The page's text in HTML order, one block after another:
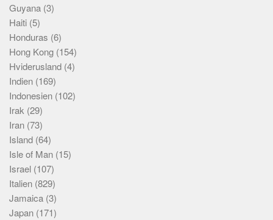
Guyana (3)
Haiti (5)
Honduras (6)
Hong Kong (154)
Hviderusland (4)
Indien (169)
Indonesien (102)
Irak (29)
Iran (73)
Island (64)
Isle of Man (15)
Israel (107)
Italien (829)
Jamaica (3)
Japan (171)